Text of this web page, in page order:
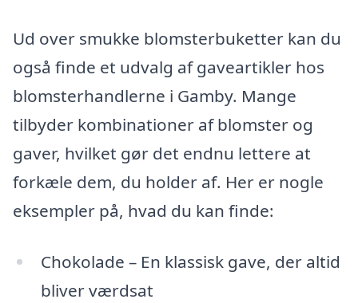
Ud over smukke blomsterbuketter kan du
også finde et udvalg af gaveartikler hos
blomsterhandlerne i Gamby. Mange
tilbyder kombinationer af blomster og
gaver, hvilket gør det endnu lettere at
forkæle dem, du holder af. Her er nogle
eksempler på, hvad du kan finde:
Chokolade – En klassisk gave, der altid
bliver værdsat